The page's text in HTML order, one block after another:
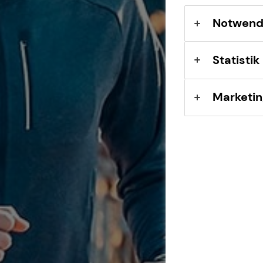
Vermögenssicherung
Expat
Statistik